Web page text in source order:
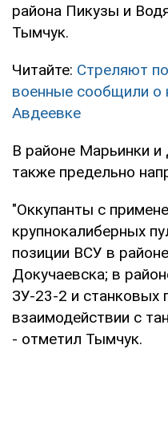
района Пикузы и
Тымчук.
Читайте: Стреляют
военные сообщили о
Авдеевке
В районе Марьинки и
также предельно
"Оккупанты с
крупнокалиберных
позиции ВСУ в
Докучаевска; в
ЗУ-23-2 и станковых
взаимодействии с
- отметил Тымчук.